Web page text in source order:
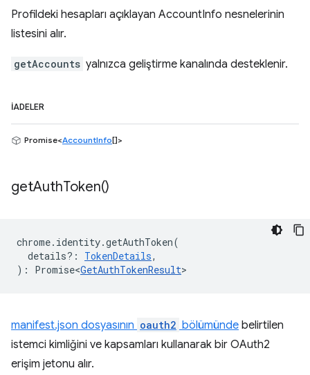
Profildeki hesapları açıklayan AccountInfo nesnelerinin
listesini alır.
getAccounts yalnızca geliştirme kanalında desteklenir.
İADELER
Promise<AccountInfo[]>
getAuthToken()
chrome. identity.getAuthToken(
details? : TokenDetails,
) : Promise<GetAuthTokenResult>
manifest.json dosyasının oauth2 bölümünde belirtilen
istemci kimliğini ve kapsamları kullanarak bir OAuth2
erişim jetonu alır.